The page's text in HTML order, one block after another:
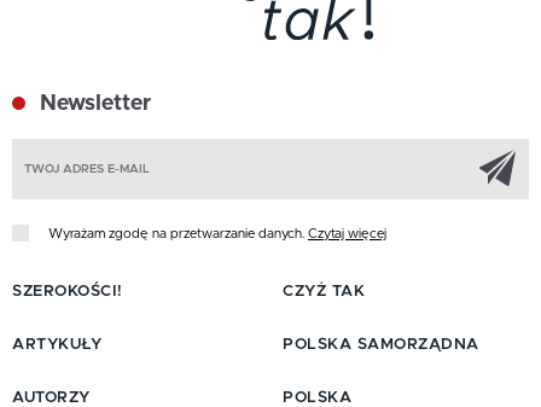
Newsletter
Wyrażam zgodę na przetwarzanie danych. Czytaj więcej
SZEROKOŚCI!
ARTYKUŁY
AUTORZY
CZYŻ TAK
POLSKA SAMORZĄDNA
POLSKA